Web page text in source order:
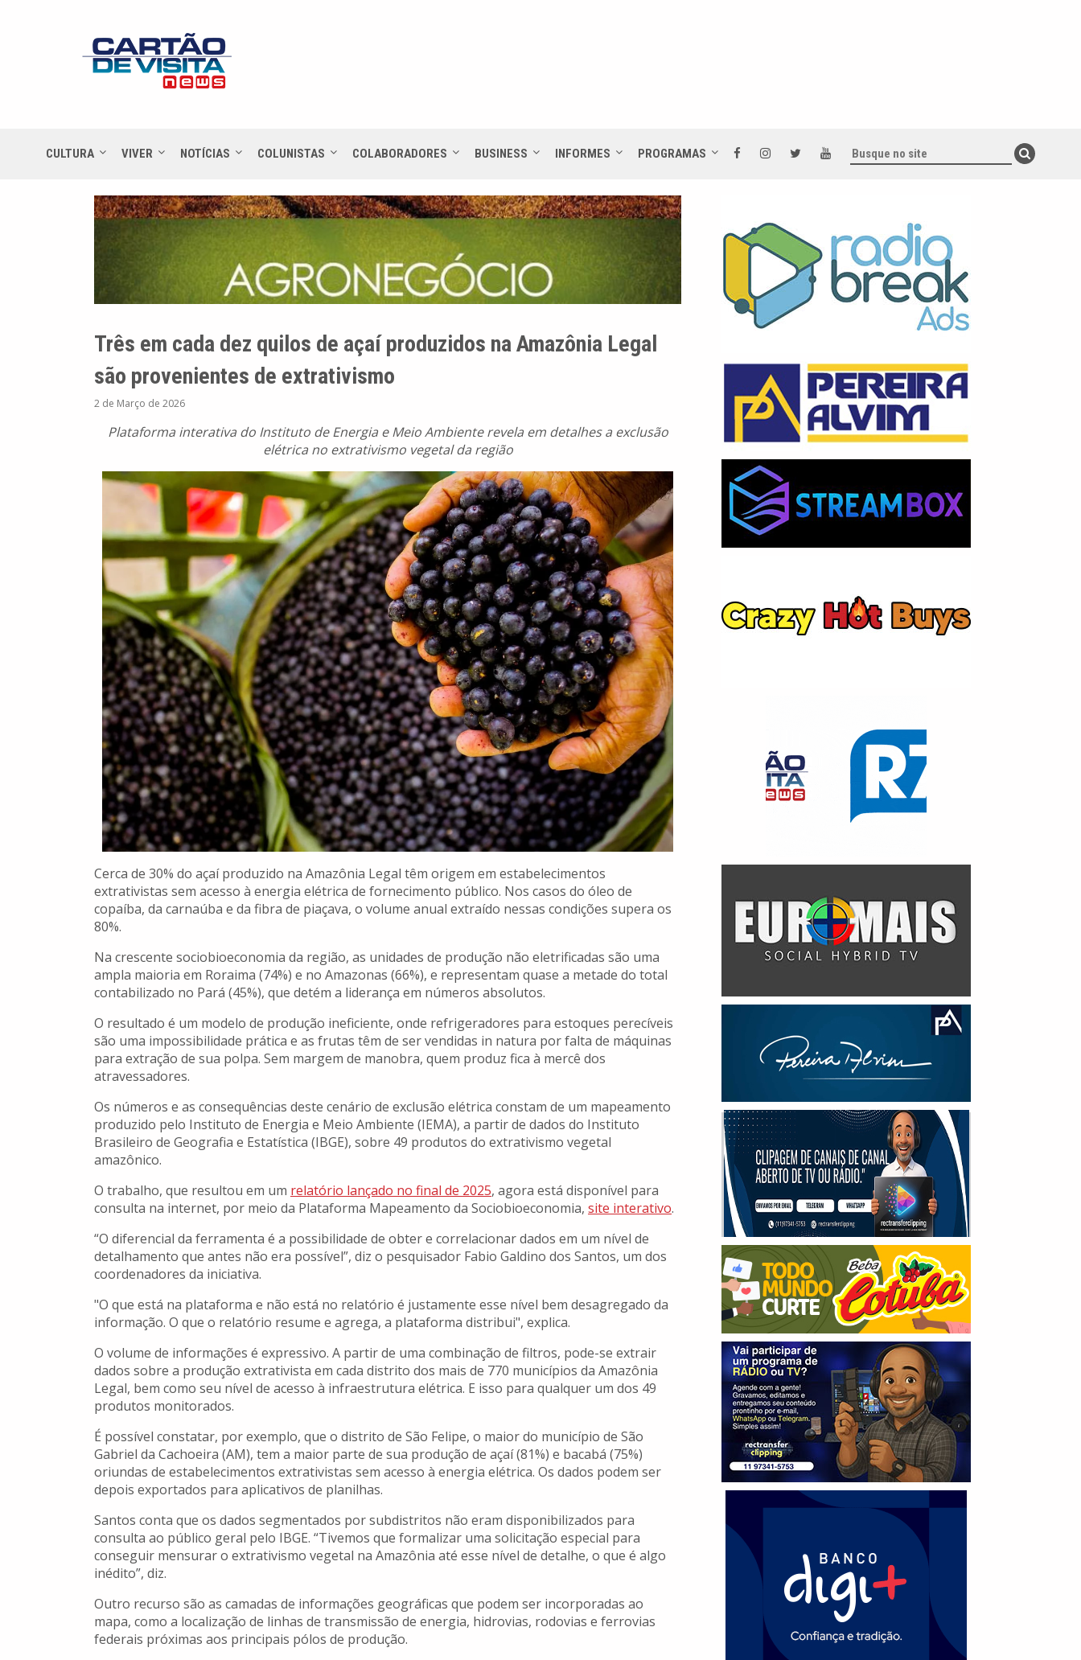
CULTURA VIVER NOTÍCIAS COLUNISTAS COLABORADORES BUSINESS INFORMES PROGRAMAS
Três em cada dez quilos de açaí produzidos na Amazônia Legal
são provenientes de extrativismo
2 de Março de 2026
Plataforma interativa do Instituto de Energia e Meio Ambiente revela em detalhes a exclusão
elétrica no extrativismo vegetal da região
Cerca de 30% do açaí produzido na Amazônia Legal têm origem em estabelecimentos
extrativistas sem acesso à energia elétrica de fornecimento público. Nos casos do óleo de
copaíba, da carnaúba e da fibra de piaçava, o volume anual extraído nessas condições supera os
80%.
Na crescente sociobioeconomia da região, as unidades de produção não eletrificadas são uma
ampla maioria em Roraima (74%) e no Amazonas (66%), e representam quase a metade do total
contabilizado no Pará (45%), que detém a liderança em números absolutos.
O resultado é um modelo de produção ineficiente, onde refrigeradores para estoques perecíveis
são uma impossibilidade prática e as frutas têm de ser vendidas in natura por falta de máquinas
para extração de sua polpa. Sem margem de manobra, quem produz fica à mercê dos
atravessadores.
Os números e as consequências deste cenário de exclusão elétrica constam de um mapeamento
produzido pelo Instituto de Energia e Meio Ambiente (IEMA), a partir de dados do Instituto
Brasileiro de Geografia e Estatística (IBGE), sobre 49 produtos do extrativismo vegetal
amazônico.
O trabalho, que resultou em um relatório lançado no final de 2025, agora está disponível para
consulta na internet, por meio da Plataforma Mapeamento da Sociobioeconomia, site interativo.
“O diferencial da ferramenta é a possibilidade de obter e correlacionar dados em um nível de
detalhamento que antes não era possível”, diz o pesquisador Fabio Galdino dos Santos, um dos
coordenadores da iniciativa.
"O que está na plataforma e não está no relatório é justamente esse nível bem desagregado da
informação. O que o relatório resume e agrega, a plataforma distribui", explica.
O volume de informações é expressivo. A partir de uma combinação de filtros, pode-se extrair
dados sobre a produção extrativista em cada distrito dos mais de 770 municípios da Amazônia
Legal, bem como seu nível de acesso à infraestrutura elétrica. E isso para qualquer um dos 49
produtos monitorados.
É possível constatar, por exemplo, que o distrito de São Felipe, o maior do município de São
Gabriel da Cachoeira (AM), tem a maior parte de sua produção de açaí (81%) e bacabá (75%)
oriundas de estabelecimentos extrativistas sem acesso à energia elétrica. Os dados podem ser
depois exportados para aplicativos de planilhas.
Santos conta que os dados segmentados por subdistritos não eram disponibilizados para
consulta ao público geral pelo IBGE. “Tivemos que formalizar uma solicitação especial para
conseguir mensurar o extrativismo vegetal na Amazônia até esse nível de detalhe, o que é algo
inédito”, diz.
Outro recurso são as camadas de informações geográficas que podem ser incorporadas ao
mapa, como a localização de linhas de transmissão de energia, hidrovias, rodovias e ferrovias
federais próximas aos principais pólos de produção.